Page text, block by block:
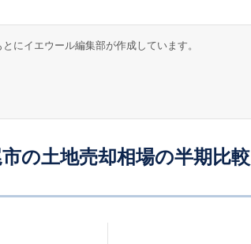
とにイエウール編集部が作成しています。
の土地売却相場の半期比較